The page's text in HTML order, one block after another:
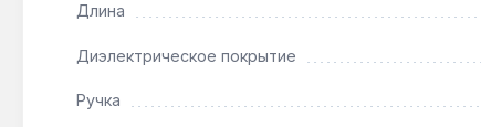
Чем отличаются от обычных пассатижей?
детали.
Длина
Диэлектрическое покрытие
Ручка